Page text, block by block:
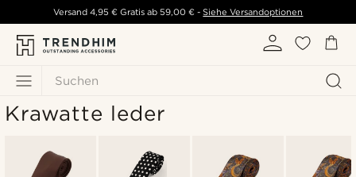
Suchen
Versand 4,95 € Gratis ab 59,00 € - Siehe Versandoptionen
Krawatte leder